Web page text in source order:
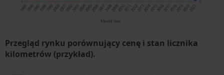
Przegląd rynku porównujący cenę i stan licznika
kilometrów (przykład).